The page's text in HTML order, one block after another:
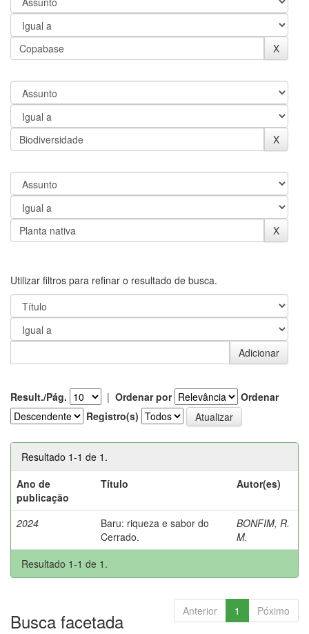
Utilizar filtros para refinar o resultado de busca.
Result./Pág. | Ordenar por
Ordenar
Registro(s)
Resultado 1-1 de 1.
Ano de
publicação
Título Autor(es)
2024
Baru: riqueza e sabor do
Cerrado.
BONFIM, R.
M.
Resultado 1-1 de 1.
Anterior 1 Póximo
Busca facetada